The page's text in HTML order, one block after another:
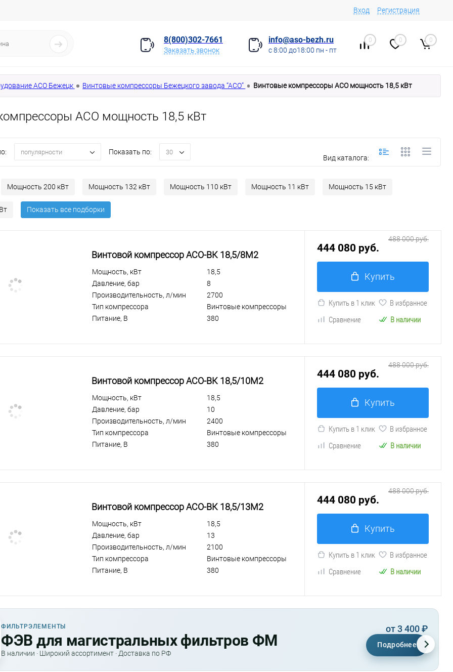
Вход Регистрация
8(800)302-7661
Заказать звонок
info@aso-bezh.ru
с 8:00 до18:00 пн - пт
0 0 0
АСО Бежецк Винтовые компрессоры Бежецкого завода “АСО” Винтовые компрессоры АСО мощность 18,5 кВт
АСО мощность 18,5 кВт
популярности Показать по: 30
Вид каталога:
Мощность 200 кВт Мощность 132 кВт Мощность 110 кВт Мощность 11 кВт Мощность 15 кВт
Показать все подборки
Винтовой компрессор АСО-ВК 18,5/8М2
Мощность, кВт
18,5
Давление, бар
8
Производительность, л/мин
2700
Тип компрессора
Винтовые компрессоры
Питание, В
380
444 080 руб.
488 000 руб.
Купить
Купить в 1 клик
В избранное
Сравнение
В наличии
Винтовой компрессор АСО-ВК 18,5/10М2
Мощность, кВт
18,5
Давление, бар
10
Производительность, л/мин
2400
Тип компрессора
Винтовые компрессоры
Питание, В
380
444 080 руб.
488 000 руб.
Купить
Купить в 1 клик
В избранное
Сравнение
В наличии
Винтовой компрессор АСО-ВК 18,5/13М2
Мощность, кВт
18,5
Давление, бар
13
Производительность, л/мин
2100
Тип компрессора
Винтовые компрессоры
Питание, В
380
444 080 руб.
488 000 руб.
Купить
Купить в 1 клик
В избранное
Сравнение
В наличии
ФИЛЬТРЭЛЕМЕНТЫ
ФЭВ для магистральных фильтров ФМ
В наличии · Широкий ассортимент · Доставка по РФ
от 3 400 ₽
Подробнее